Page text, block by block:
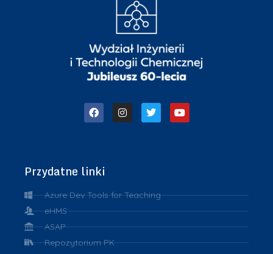
Przydatne linki
Azure Dev Tools for Teaching
eHMS
ASAP
Repozytorium PK